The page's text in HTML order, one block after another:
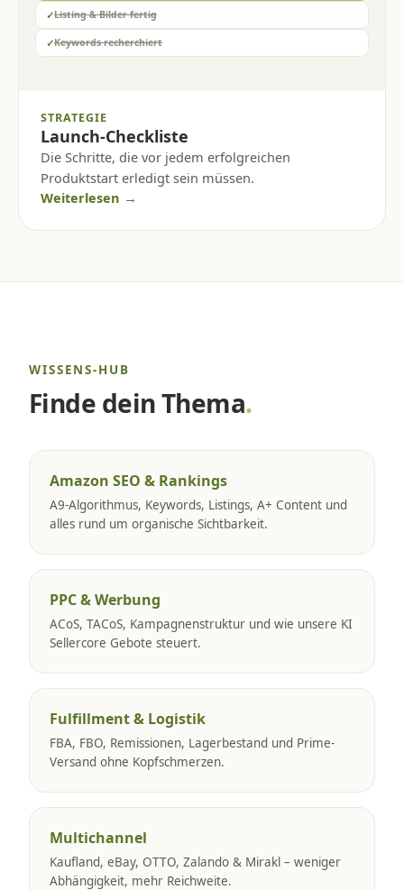
✓Listing & Bilder fertig
✓Keywords recherchiert
STRATEGIE
Launch-Checkliste
Die Schritte, die vor jedem erfolgreichen
Produktstart erledigt sein müssen.
Weiterlesen →
WISSENS-HUB
Finde dein Thema.
Amazon SEO & Rankings
A9-Algorithmus, Keywords, Listings, A+ Content und
alles rund um organische Sichtbarkeit.
PPC & Werbung
ACoS, TACoS, Kampagnenstruktur und wie unsere KI
Sellercore Gebote steuert.
Fulfillment & Logistik
FBA, FBO, Remissionen, Lagerbestand und Prime-
Versand ohne Kopfschmerzen.
Multichannel
Kaufland, eBay, OTTO, Zalando & Mirakl – weniger
Abhängigkeit, mehr Reichweite.